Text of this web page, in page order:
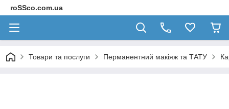
roSSco.com.ua
Товари та послуги Перманентний макіяж та ТАТУ